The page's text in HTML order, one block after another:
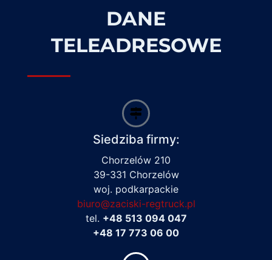
DANE
TELEADRESOWE
Siedziba firmy:
Chorzelów 210
39-331 Chorzelów
woj. podkarpackie
biuro@zaciski-regtruck.pl
tel. +48 513 094 047
+48 17 773 06 00